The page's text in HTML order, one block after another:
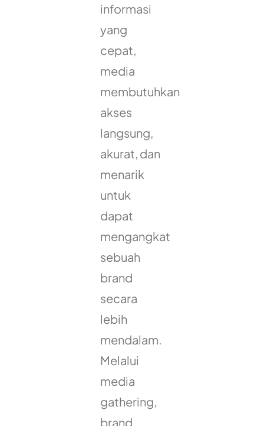
informasi
yang
cepat,
media
membutuhkan
akses
langsung,
akurat, dan
menarik
untuk
dapat
mengangkat
sebuah
brand
secara
lebih
mendalam.
Melalui
media
gathering,
brand